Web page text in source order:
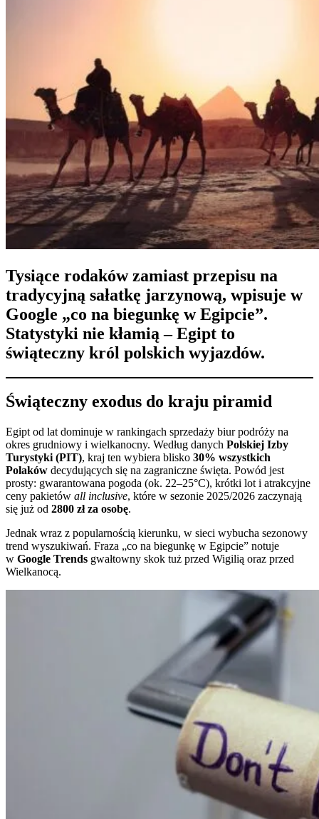
Tysiące rodaków zamiast przepisu na
tradycyjną sałatkę jarzynową, wpisuje w
Google „co na biegunkę w Egipcie”.
Statystyki nie kłamią – Egipt to
świąteczny król polskich wyjazdów.
Świąteczny exodus do kraju piramid
Egipt od lat dominuje w rankingach sprzedaży biur podróży na
okres grudniowy i wielkanocny. Według danych Polskiej Izby
Turystyki (PIT), kraj ten wybiera blisko 30% wszystkich
Polaków decydujących się na zagraniczne święta. Powód jest
prosty: gwarantowana pogoda (ok. 22–25°C), krótki lot i atrakcyjne
ceny pakietów all inclusive, które w sezonie 2025/2026 zaczynają
się już od 2800 zł za osobę.
Jednak wraz z popularnością kierunku, w sieci wybucha sezonowy
trend wyszukiwań. Fraza „co na biegunkę w Egipcie” notuje
w Google Trends gwałtowny skok tuż przed Wigilią oraz przed
Wielkanocą.